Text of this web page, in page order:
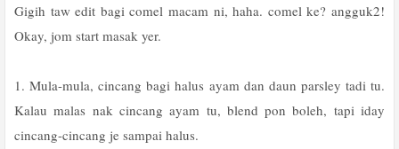
Gigih taw edit bagi comel macam ni, haha. comel ke? angguk2!
Okay, jom start masak yer.
1. Mula-mula, cincang bagi halus ayam dan daun parsley tadi tu.
Kalau malas nak cincang ayam tu, blend pon boleh, tapi iday
cincang-cincang je sampai halus.